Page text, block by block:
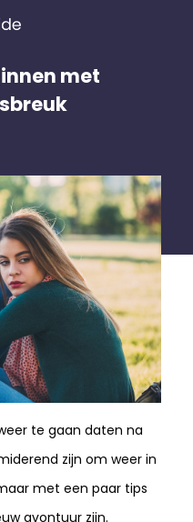
met
te gaan daten na
zijn om weer in
met een paar tips
avontuur zijn.